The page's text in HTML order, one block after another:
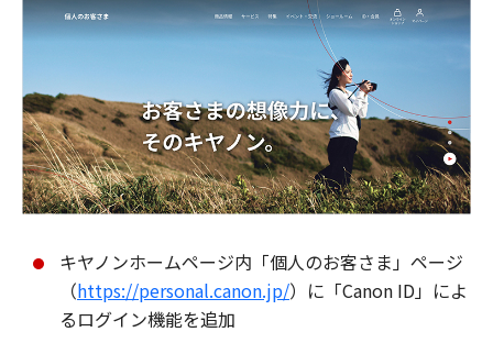
キヤノンホームページ内「個人のお客さま」ページ
（https://personal.canon.jp/）に「Canon ID」によ
るログイン機能を追加